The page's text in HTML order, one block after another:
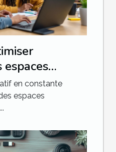
travail en
en constante
espaces